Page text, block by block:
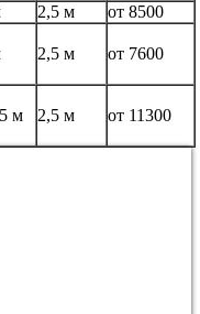
2,5 м
от 8500
2,5 м от 7600
м 2,5 м от 11300